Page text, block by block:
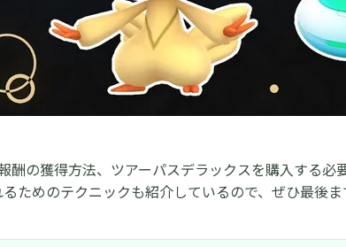
酬の獲得方法、ツアーパスデラックスを購入する必
ためのテクニックも紹介しているので、ぜひ最後